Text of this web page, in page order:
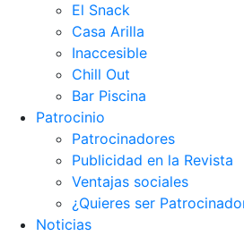
El Snack
Casa Arilla
Inaccesible
Chill Out
Bar Piscina
Patrocinio
Patrocinadores
Publicidad en la Revista
Ventajas sociales
¿Quieres ser
Noticias